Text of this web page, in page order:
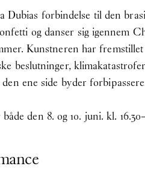
forbindelse til den
og danser sig igennem
Kunstneren har
beslutninger,
ene side byder
den 8. og 10. juni. kl.